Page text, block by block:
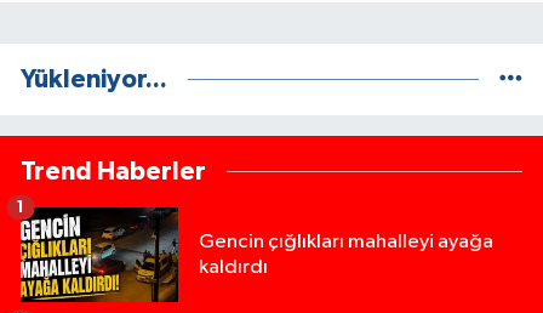
Yükleniyor...
Trend Haberler
Gencin çığlıkları mahalleyi ayağa
kaldırdı
1